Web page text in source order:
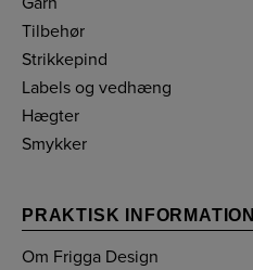
Tilbehør
Strikkepind
Labels og vedhæng
Hægter
Smykker
PRAKTISK INFORMATION
Om Frigga Design